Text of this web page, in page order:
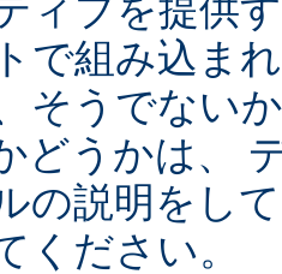
ィブを提供
で組み込ま
そうでない
どうかは、
の説明をし
ください。